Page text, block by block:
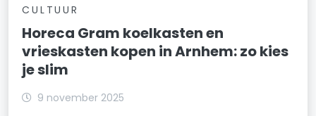
CULTUUR
Horeca Gram koelkasten en
vrieskasten kopen in Arnhem: zo kies
je slim
9 november 2025